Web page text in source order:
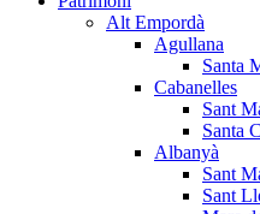
Alt Empordà
Agullana
Santa
Cabanelles
Sant
Santa
Albanyà
Sant
Sant